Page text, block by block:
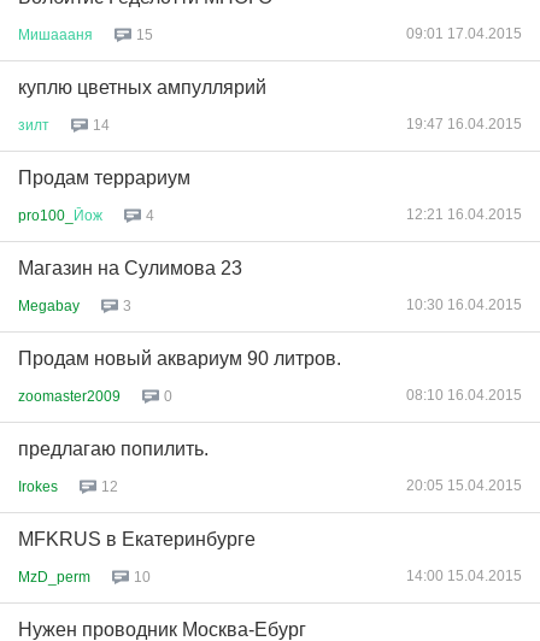
Мишаааня 15 09:01 17.04.2015
куплю цветных ампуллярий
зилт 14 19:47 16.04.2015
Продам террариум
pro100_ Йож 4 12:21 16.04.2015
Магазин на Сулимова 23
Megabay 3 10:30 16.04.2015
Продам новый аквариум 90 литров.
zoomaster2009 0 08:10 16.04.2015
предлагаю попилить.
Irokes 12 20:05 15.04.2015
MFKRUS в Екатеринбурге
MzD_perm 10 14:00 15.04.2015
Нужен проводник Москва-Ебург